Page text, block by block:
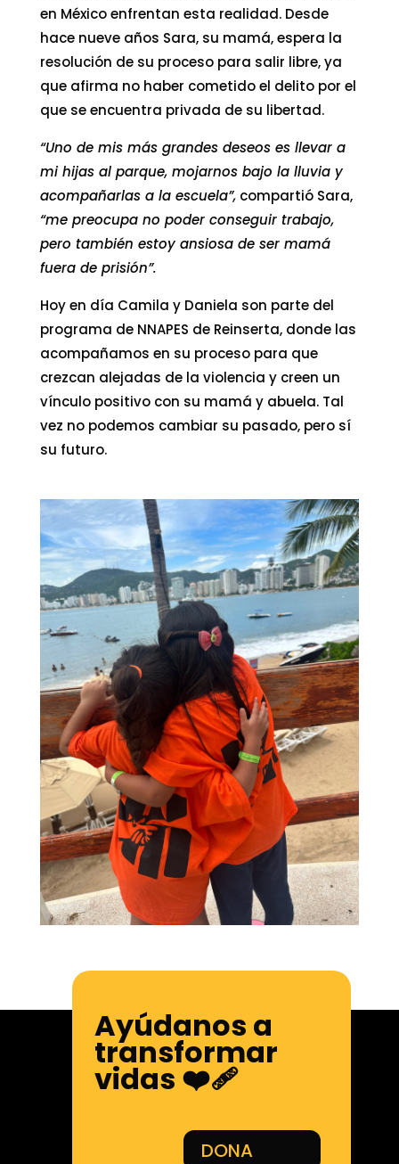
en México enfrentan esta realidad. Desde
hace nueve años Sara, su mamá, espera la
resolución de su proceso para salir libre, ya
que afirma no haber cometido el delito por el
que se encuentra privada de su libertad.
“Uno de mis más grandes deseos es llevar a
mi hijas al parque, mojarnos bajo la lluvia y
acompañarlas a la escuela”,compartió Sara,
“me preocupa no poder conseguir trabajo,
pero también estoy ansiosa de ser mamá
fuera de prisión”.
Hoy en día Camila y Daniela son parte del
programa de NNAPES de Reinserta, donde las
acompañamos en su proceso para que
crezcan alejadas de la violencia y creen un
vínculo positivo con su mamá y abuela. Tal
vez no podemos cambiar su pasado, pero sí
su futuro.
Ayúdanos a
transformar
vidas ❤️‍🩹
DONA